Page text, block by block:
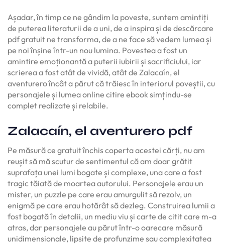
Așadar, în timp ce ne gândim la poveste, suntem amintiți
de puterea literaturii de a uni, de a inspira și de descărcare
pdf gratuit ne transforma, de a ne face să vedem lumea și
pe noi înșine într-un nou lumina. Povestea a fost un
amintire emoționantă a puterii iubirii și sacrificiului, iar
scrierea a fost atât de vividă, atât de Zalacaín, el
aventurero încât a părut că trăiesc în interiorul poveștii, cu
personajele și lumea online citire ebook simțindu-se
complet realizate și relabile.
Zalacaín, el aventurero pdf
Pe măsură ce gratuit închis coperta acestei cărți, nu am
reușit să mă scutur de sentimentul că am doar grătit
suprafața unei lumi bogate și complexe, una care a fost
tragic tăiată de moartea autorului. Personajele erau un
mister, un puzzle pe care erau amurgulit să rezolv, un
enigmă pe care erau hotărât să dezleg. Construirea lumii a
fost bogată în detalii, un mediu viu și carte de citit care m-a
atras, dar personajele au părut într-o oarecare măsură
unidimensionale, lipsite de profunzime sau complexitatea